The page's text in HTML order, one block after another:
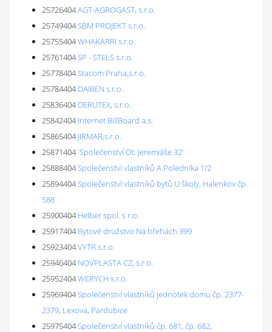
25726404AGT-AGROGAST, s.r.o.
25749404SBM PROJEKT s.r.o.
25755404WHAKARRI s.r.o.
25761404SP - STELS s.r.o.
25778404Stacom Praha,s.r.o.
25784404 DAIBEN s.r.o.
25836404 DERUTEX, s.r.o.
25842404 Internet BillBoard a.s.
25865404 JIRMAR,s.r.o.
25871404'Společenství Ot. Jeremiáše 32'
25888404Společenství vlastníků A.Poledníka 1/2
25894404Společenství vlastníků bytů U školy, Halenkov čp.
588
25900404 Helber spol. s r.o.
25917404 Bytové družstvo Na břehách 399
25923404VYTR s.r.o.
25946404 NOVPLASTA CZ, s.r.o.
25952404WERYCH s.r.o.
25969404Společenství vlastníků jednotek domu čp. 2377-
2379, Lexova, Pardubice
25975404Společenství vlastníků čp. 681, čp. 682,